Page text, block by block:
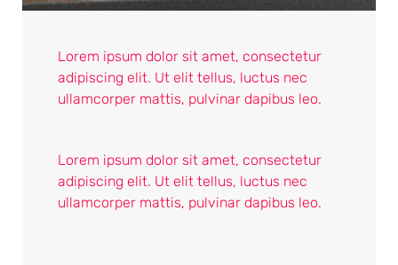
Lorem ipsum dolor sit amet, consectetur
adipiscing elit. Ut elit tellus, luctus nec
ullamcorper mattis, pulvinar dapibus leo.
Lorem ipsum dolor sit amet, consectetur
adipiscing elit. Ut elit tellus, luctus nec
ullamcorper mattis, pulvinar dapibus leo.